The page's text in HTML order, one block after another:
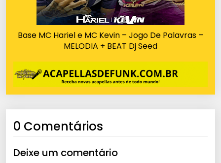
Base MC Hariel e MC Kevin – Jogo De Palavras –
MELODIA + BEAT Dj Seed
0 Comentários
Deixe um comentário